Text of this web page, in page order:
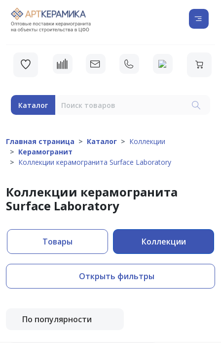
Каталог
Главная страница Каталог
Коллекции
Керамогранит
Коллекции керамогранита Surface Laboratory
Коллекции керамогранита
Surface Laboratory
Товары Коллекции
Открыть фильтры
По популярности